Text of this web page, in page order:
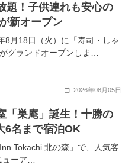
題！子供連れも安心の
新オープン
8月18日（火）に「寿司・しゃ
グランドオープンしま…
2026年08月05日
「巣庵」誕生！十勝の
名まで宿泊OK
Tokachi 北の森」で、人気客
ーア…